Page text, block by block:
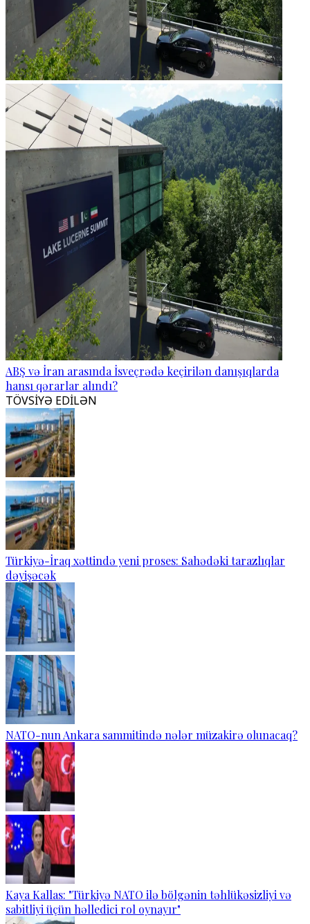
ABŞ və İran arasında İsveçrədə keçirilən danışıqlarda
hansı qərarlar alındı?
TÖVSİYƏ EDİLƏN
Türkiyə-İraq xəttində yeni proses: Sahədəki tarazlıqlar
dəyişəcək
NATO-nun Ankara sammitində nələr müzakirə olunacaq?
Kaya Kallas: "Türkiyə NATO ilə bölgənin təhlükəsizliyi və
sabitliyi üçün həlledici rol oynayır"